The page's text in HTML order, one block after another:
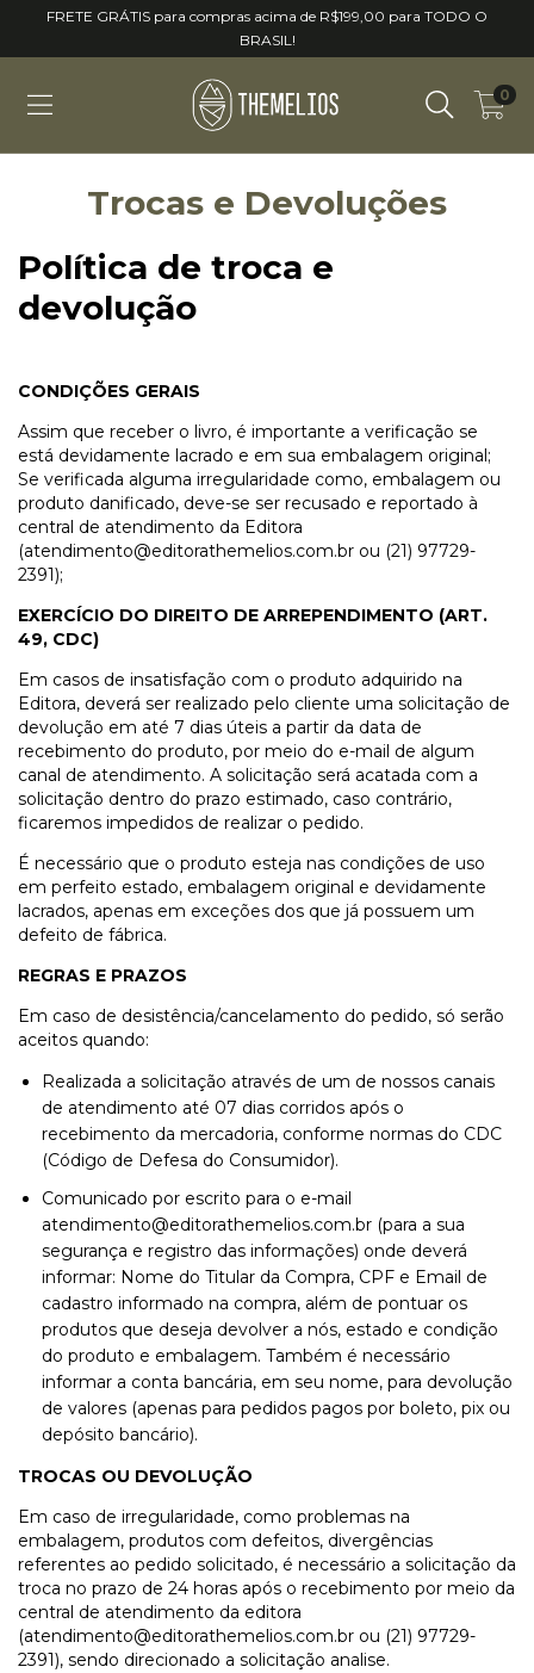
FRETE GRÁTIS para compras acima de R$199,00 para TODO O
BRASIL!
0
Trocas e Devoluções
Política de troca e
devolução
CONDIÇÕES GERAIS
Assim que receber o livro, é importante a verificação se
está devidamente lacrado e em sua embalagem original;
Se verificada alguma irregularidade como, embalagem ou
produto danificado, deve-se ser recusado e reportado à
central de atendimento da Editora
(atendimento@editorathemelios.com.br ou (21) 97729-
2391);
EXERCÍCIO DO DIREITO DE ARREPENDIMENTO (ART.
49, CDC)
Em casos de insatisfação com o produto adquirido na
Editora, deverá ser realizado pelo cliente uma solicitação de
devolução em até 7 dias úteis a partir da data de
recebimento do produto, por meio do e-mail de algum
canal de atendimento. A solicitação será acatada com a
solicitação dentro do prazo estimado, caso contrário,
ficaremos impedidos de realizar o pedido.
É necessário que o produto esteja nas condições de uso
em perfeito estado, embalagem original e devidamente
lacrados, apenas em exceções dos que já possuem um
defeito de fábrica.
REGRAS E PRAZOS
Em caso de desistência/cancelamento do pedido, só serão
aceitos quando:
Realizada a solicitação através de um de nossos canais
de atendimento até 07 dias corridos após o
recebimento da mercadoria, conforme normas do CDC
(Código de Defesa do Consumidor).
Comunicado por escrito para o e-mail
atendimento@editorathemelios.com.br (para a sua
segurança e registro das informações) onde deverá
informar: Nome do Titular da Compra, CPF e Email de
cadastro informado na compra, além de pontuar os
produtos que deseja devolver a nós, estado e condição
do produto e embalagem. Também é necessário
informar a conta bancária, em seu nome, para devolução
de valores (apenas para pedidos pagos por boleto, pix ou
depósito bancário).
TROCAS OU DEVOLUÇÃO
Em caso de irregularidade, como problemas na
embalagem, produtos com defeitos, divergências
referentes ao pedido solicitado, é necessário a solicitação da
troca no prazo de 24 horas após o recebimento por meio da
central de atendimento da editora
(atendimento@editorathemelios.com.br ou (21) 97729-
2391), sendo direcionado a solicitação analise.